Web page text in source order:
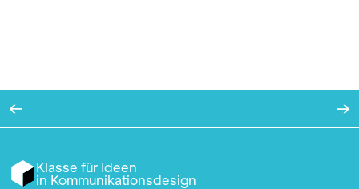
Klasse für Ideen
in Kommunikationsdesign